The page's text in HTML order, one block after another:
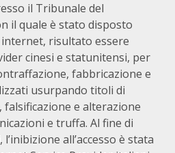
il Tribunale del
il quale è stato disposto
risultato essere
cinesi e statunitensi, per
fabbricazione e
usurpando titoli di
e alterazione
e truffa. Al fine di
all’accesso è stata